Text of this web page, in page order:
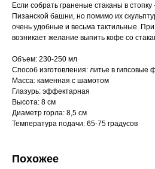
Если собрать граненые стаканы в
Пизанской башни, но помимо их
очень удобные и весьма тактильные. При
возникает желание выпить кофе со
Объем: 230-250 мл
Способ изготовления: литье в гипсовые
Масса: каменная с шамотом
Глазурь: эффектарная
Высота: 8 см
Диаметр горла: 8,5 см
Температура подачи: 65-75 градусов
Похожее